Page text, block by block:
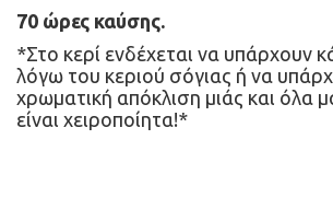
70 ώρες καύσης.
*Στο κερί ενδέχεται να υπάρχουν
λόγω του κεριού σόγιας ή να
χρωματική απόκλιση μιάς και όλα
είναι χειροποίητα!*